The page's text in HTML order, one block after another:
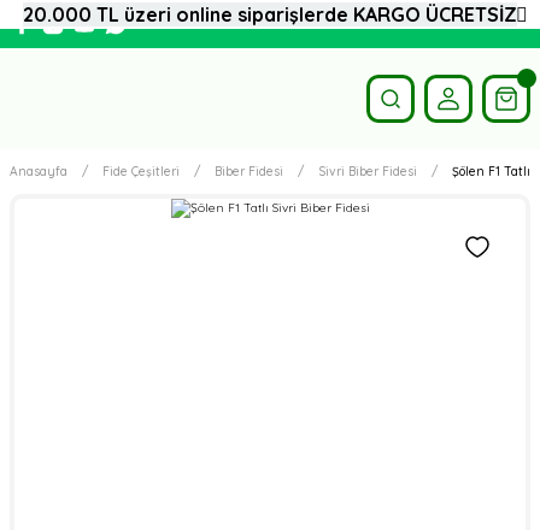
Anasayfa Fide Çeşitleri Biber Fidesi Sivri Biber Fidesi Şölen F1 Tatlı
20.000 TL üzeri online siparişlerde KARGO ÜCRETSİZ